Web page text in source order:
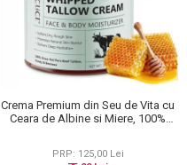
Crema Premium din Seu de Vita cu
Ceara de Albine si Miere, 100%
PRP: 125,00 Lei